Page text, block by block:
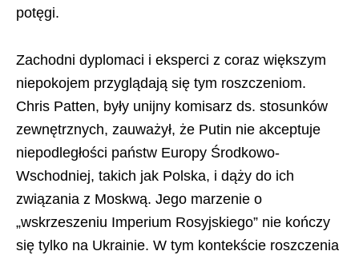
potęgi.
Zachodni dyplomaci i eksperci z coraz większym
niepokojem przyglądają się tym roszczeniom.
Chris Patten, były unijny komisarz ds. stosunków
zewnętrznych, zauważył, że Putin nie akceptuje
niepodległości państw Europy Środkowo-
Wschodniej, takich jak Polska, i dąży do ich
związania z Moskwą. Jego marzenie o
„wskrzeszeniu Imperium Rosyjskiego” nie kończy
się tylko na Ukrainie. W tym kontekście roszczenia